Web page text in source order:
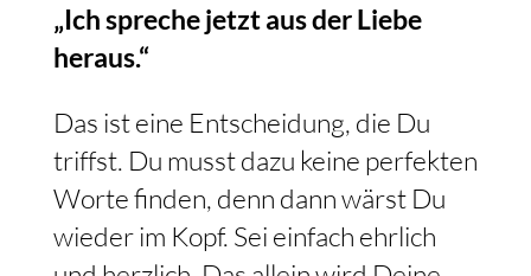
„Ich spreche jetzt aus der Liebe
heraus.“
Das ist eine Entscheidung, die Du
triffst. Du musst dazu keine perfekten
Worte finden, denn dann wärst Du
wieder im Kopf. Sei einfach ehrlich